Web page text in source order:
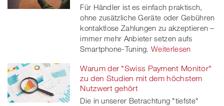
Für Händler ist es einfach praktisch,
ohne zusätzliche Geräte oder Gebühren
kontaktlose Zahlungen zu akzeptieren –
immer mehr Anbieter setzen aufs
Smartphone-Tuning. Weiterlesen
Warum der "Swiss Payment Monitor"
zu den Studien mit dem höchstem
Nutzwert gehört
Die in unserer Betrachtung "tiefste"